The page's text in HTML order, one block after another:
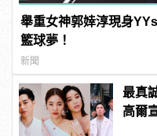
舉重女神郭婞淳現身
籃球夢！
新聞
最真
高爾